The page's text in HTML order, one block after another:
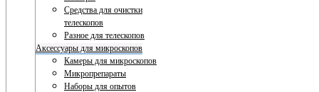
Средства для очистки
телескопов
Разное для телескопов
Аксессуары для микроскопов
Камеры для микроскопов
Микропрепараты
Наборы для опытов